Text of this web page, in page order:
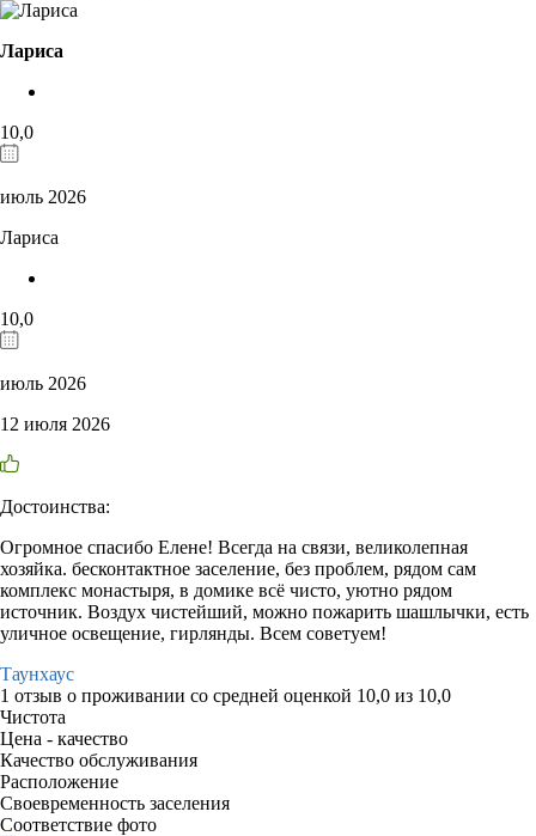
Лариса
10,0
июль 2026
Лариса
10,0
июль 2026
12 июля 2026
Достоинства:
Огромное спасибо Елене! Всегда на связи, великолепная
хозяйка. бесконтактное заселение, без проблем, рядом сам
комплекс монастыря, в домике всё чисто, уютно рядом
источник. Воздух чистейший, можно пожарить шашлычки, есть
уличное освещение, гирлянды. Всем советуем!
Таунхаус
1 отзыв о проживании со средней оценкой 10,0 из 10,0
Чистота
Цена - качество
Качество обслуживания
Расположение
Своевременность заселения
Соответствие фото